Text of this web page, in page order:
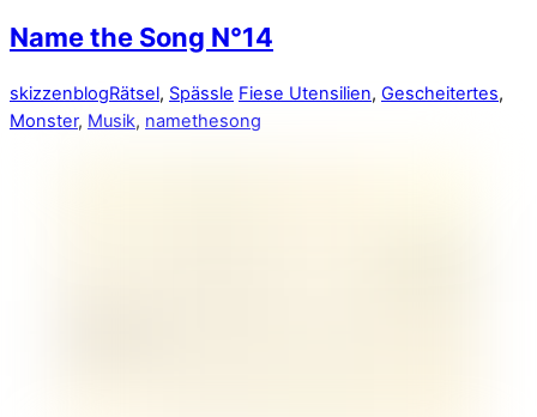
Name the Song N°14
skizzenblogRätsel, Spässle Fiese Utensilien, Gescheitertes,
Monster, Musik, namethesong